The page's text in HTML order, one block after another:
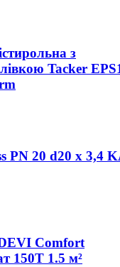
з
Tacker
PN 20 d20 х 3,4
Comfort
150T 1.5 м²